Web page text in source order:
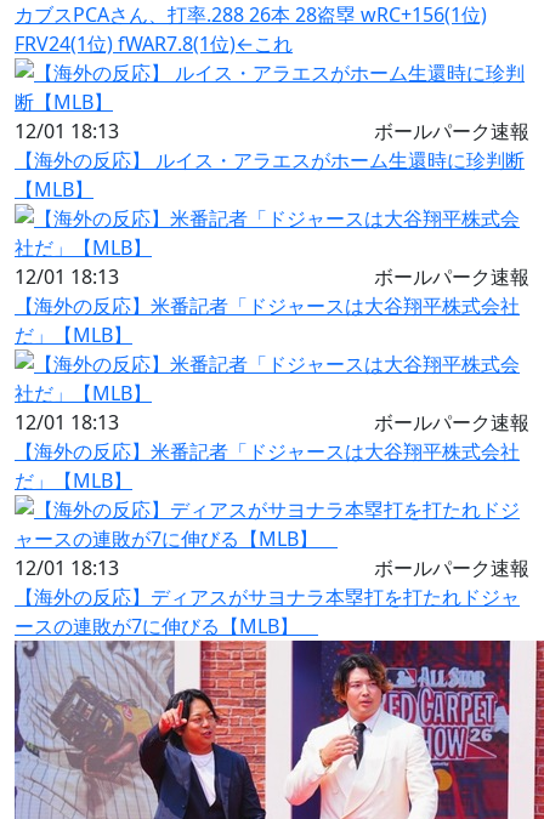
カブスPCAさん、打率.288 26本 28盗塁 wRC+156(1位)
FRV24(1位) fWAR7.8(1位)←これ
12/01 18:13
ボールパーク速報
【海外の反応】 ルイス・アラエスがホーム生還時に珍判断
【MLB】
12/01 18:13
ボールパーク速報
【海外の反応】米番記者「ドジャースは大谷翔平株式会社
だ」【MLB】
12/01 18:13
ボールパーク速報
【海外の反応】米番記者「ドジャースは大谷翔平株式会社
だ」【MLB】
12/01 18:13
ボールパーク速報
【海外の反応】ディアスがサヨナラ本塁打を打たれドジャ
ースの連敗が7に伸びる【MLB】